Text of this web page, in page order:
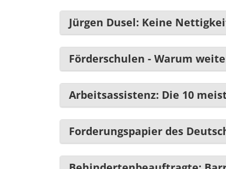
Jürgen Dusel: Keine
Förderschulen - Warum
Arbeitsassistenz: Die 10
Forderungspapier des